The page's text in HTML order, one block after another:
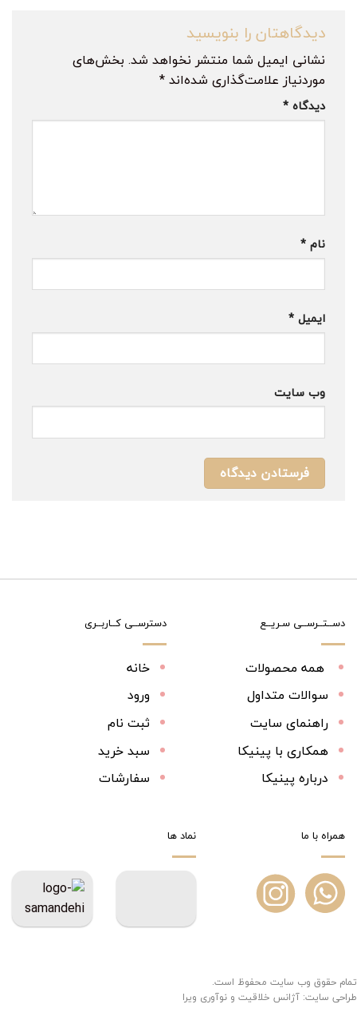
دیدگاهتان را بنویسید
نشانی ایمیل شما منتشر نخواهد شد. بخش‌های
موردنیاز علامت‌گذاری شده‌اند*
دیدگاه *
نام *
ایمیل *
وب‌ سایت
دســتــرســی سـریــع
همه محصولات
سوالات متداول
راهنمای سایت
همکاری با پینیکا
درباره پینیکا
دسترســی کــاربــری
خانه
ورود
ثبت نام
سبد خرید
سفارشات
همراه با ما نماد ها
تمام حقوق وب سایت محفوظ است.
طراحی سایت: آژانس خلاقیت و نوآوری ویرا